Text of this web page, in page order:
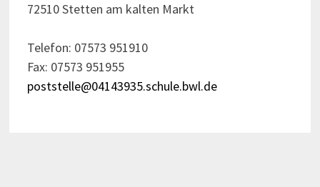
72510 Stetten am kalten Markt
Telefon: 07573 951910
Fax: 07573 951955
poststelle@04143935.schule.bwl.de